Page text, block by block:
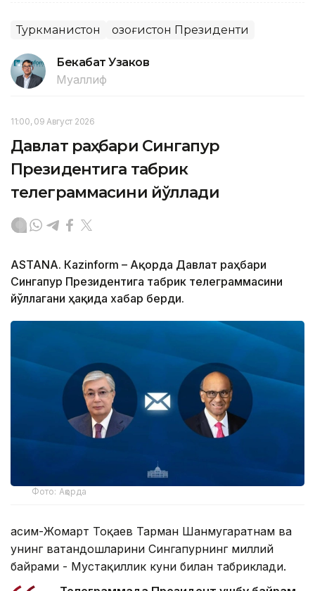
Туркманистон Қозоғистон Президенти
Бекабат Узаков
Муаллиф
11:00, 09 Август 2026
Давлат раҳбари Сингапур
Президентига табрик
телеграммасини йўллади
ASTANА. Кazinform – Ақорда Давлат раҳбари
Сингапур Президентига табрик телеграммасини
йўллагани ҳақида хабар берди.
Фото: Ақорда
Қасим-Жомарт Тоқаев Тарман Шанмугаратнам ва
унинг ватандошларини Сингапурнинг миллий
байрами - Мустақиллик куни билан табриклади.